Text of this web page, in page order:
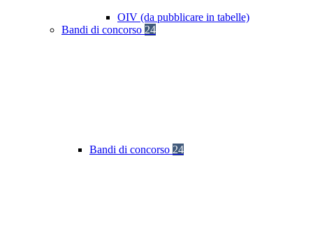
OIV (da pubblicare in tabelle)
Bandi di concorso 24
Bandi di concorso 24